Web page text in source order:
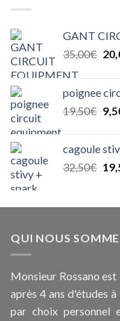
GANT
35,00€ Le
poignee
19,50€ Le
cagoule
32,50€ Le
QUI NOUS
Monsieur Rossano
après 4 ans d'études
par choix personnel